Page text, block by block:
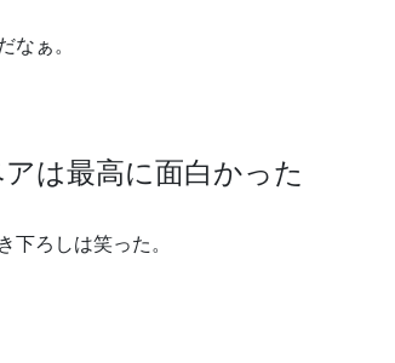
なぁ。
は最高に面白かった
下ろしは笑った。